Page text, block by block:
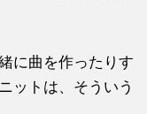
に曲を作ったりす
ットは、そういう